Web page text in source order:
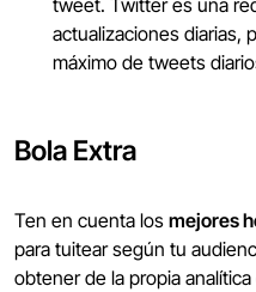
tweet. Twitter es una
actualizaciones diarias,
máximo de tweets
Bola Extra
Ten en cuenta los mejores
para tuitear según tu
obtener de la propia